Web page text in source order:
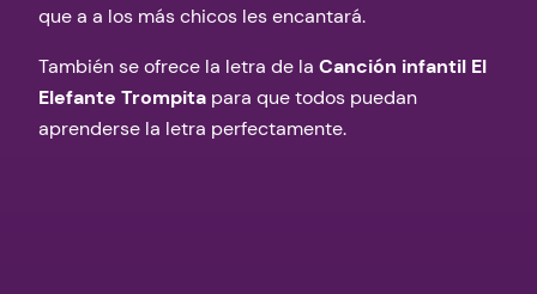
que a a los más chicos les encantará.
También se ofrece la letra de la Canción infantil El
Elefante Trompita para que todos puedan
aprenderse la letra perfectamente.